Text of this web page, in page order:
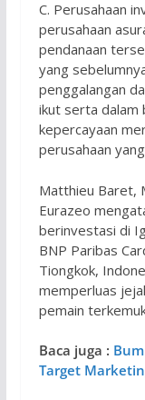
C. Perusahaan
perusahaan
pendanaan
yang
penggalangan
ikut serta dalam
kepercayaan
perusahaan
Matthieu Baret,
Eurazeo
berinvestasi di
BNP Paribas
Tiongkok,
memperluas
pemain
Baca juga :
Target